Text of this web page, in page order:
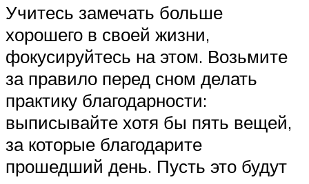
Учитесь замечать больше
хорошего в своей жизни,
фокусируйтесь на этом. Возьмите
за правило перед сном делать
практику благодарности:
выписывайте хотя бы пять вещей,
за которые благодарите
прошедший день. Пусть это будут